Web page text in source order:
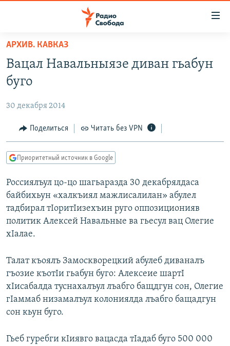
упрощенного
доступа
Вернуться
основному
Вернутся
главной
навигации
Вернутся
поиску
ПОДКАСТЫ
АВТОРСКИЕ ПРОЕКТЫ
ЦИТАТЫ СВОБОДЫ
МНЕНИЯ
IDEL.РЕАЛИИ
КАВКАЗ.РЕАЛИИ
СЕВЕР.РЕАЛИИ
СИБИРЬ.РЕАЛИИ
РАСПИСАНИЕ ВЕЩАНИЯ
ПОДПИШИТЕСЬ НА РАССЫЛКУ
СОЦИАЛЬНЫЕ СЕТИ
АРХИВ. КАВКАЗ
Вацал Навальныязе диван гьабун
буго
30 декабря 2014
Поделиться Читать без VPN
Приоритетный источник в Google
Россиялъул цо-цо шагьаразда 30 декабрялдаса
байбихьун «халкъиял мажлисалилан» абулел
тадбирал тIоритIизехъин руго оппозиционияв
политик Алексей Навальные ва гьесул вац Олегие
хIалае.
Талат къоялъ Замоскворецкий абулеб диваналъ
гъозие къотIи гьабун буго: Алексеие шартI
хIисабалда туснахалъул лъабго бащдгун сон, Олегие
гIаммаб низамалъул колониялда лъабго бащадгун
сон кьун буго.
Гьеб гуребги кIиявго вацасда тIадаб буго 500 000